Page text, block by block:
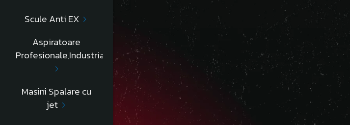
Scule Anti EX
Aspiratoare
Profesionale,Industriale
Masini Spalare cu
jet
• protecţie din tablă de aluminiu pe capac.
Informatii conformitate produs